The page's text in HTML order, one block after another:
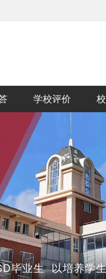
学校评价
毕业生 以培养学